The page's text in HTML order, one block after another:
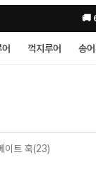
🚚
꺽지루어 송
이트 훅(23)